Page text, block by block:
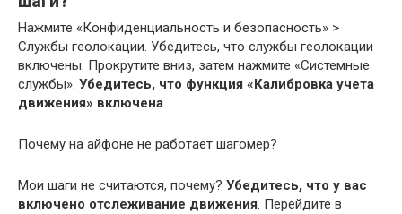
Нажмите «Конфиденциальность и безопасность» >
Службы геолокации. Убедитесь, что службы геолокации
включены. Прокрутите вниз, затем нажмите «Системные
службы». Убедитесь, что функция «Калибровка учета
движения» включена.
Почему на айфоне не работает шагомер?
Мои шаги не считаются, почему? Убедитесь, что у вас
включено отслеживание движения. Перейдите в